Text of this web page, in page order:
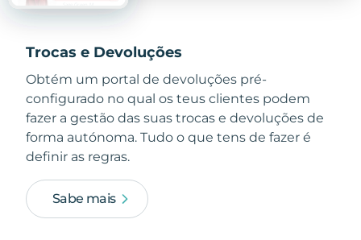
Trocas e Devoluções
Obtém um portal de devoluções pré-
configurado no qual os teus clientes podem
fazer a gestão das suas trocas e devoluções de
forma autónoma. Tudo o que tens de fazer é
definir as regras.
Sabe mais